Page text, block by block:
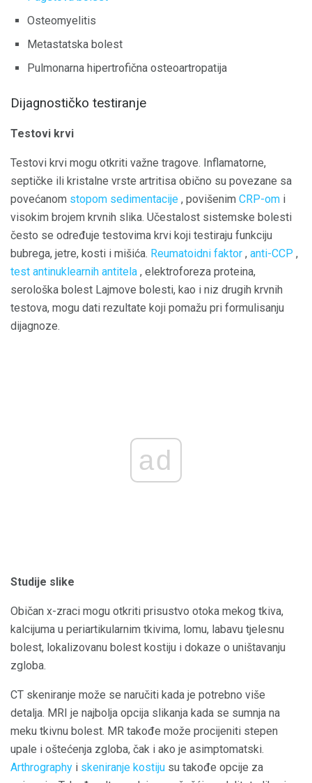
Osteomyelitis
Metastatska bolest
Pulmonarna hipertrofična osteoartropatija
Dijagnostičko testiranje
Testovi krvi
Testovi krvi mogu otkriti važne tragove. Inflamatorne,
septičke ili kristalne vrste artritisa obično su povezane sa
povećanom stopom sedimentacije , povišenim CRP-om i
visokim brojem krvnih slika. Učestalost sistemske bolesti
često se određuje testovima krvi koji testiraju funkciju
bubrega, jetre, kosti i mišića. Reumatoidni faktor , anti-CCP ,
test antinuklearnih antitela , elektroforeza proteina,
serološka bolest Lajmove bolesti, kao i niz drugih krvnih
testova, mogu dati rezultate koji pomažu pri formulisanju
dijagnoze.
ad
Studije slike
Običan x-zraci mogu otkriti prisustvo otoka mekog tkiva,
kalcijuma u periartikularnim tkivima, lomu, labavu tjelesnu
bolest, lokalizovanu bolest kostiju i dokaze o uništavanju
zgloba.
CT skeniranje može se naručiti kada je potrebno više
detalja. MRI je najbolja opcija slikanja kada se sumnja na
meku tkivnu bolest. MR takođe može procijeniti stepen
upale i oštećenja zgloba, čak i ako je asimptomatski.
Arthrography i skeniranje kostiju su takođe opcije za